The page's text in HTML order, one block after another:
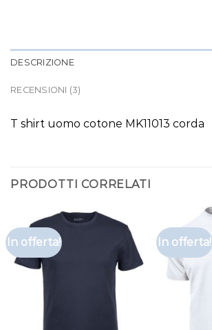
DESCRIZIONE
RECENSIONI (3)
T shirt uomo cotone MK11013 corda
PRODOTTI CORRELATI
In offerta! In offerta!